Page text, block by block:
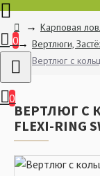
0
0
Карповая
Вертлюги,
Вертлюг с
ВЕРТЛЮГ С
FLEXI-RING